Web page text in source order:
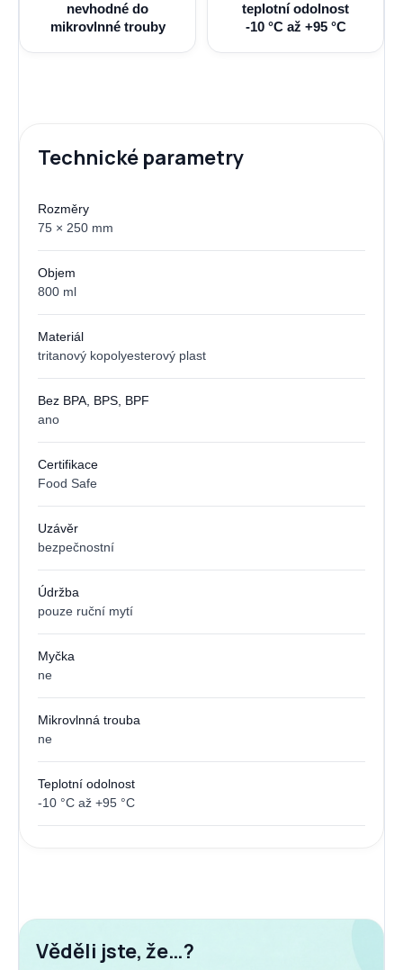
nevhodné do
mikrovlnné trouby
teplotní odolnost
-10 °C až +95 °C
Technické parametry
Rozměry
75 × 250 mm
Objem
800 ml
Materiál
tritanový kopolyesterový plast
Bez BPA, BPS, BPF
ano
Certifikace
Food Safe
Uzávěr
bezpečnostní
Údržba
pouze ruční mytí
Myčka
ne
Mikrovlnná trouba
ne
Teplotní odolnost
-10 °C až +95 °C
Věděli jste, že…?